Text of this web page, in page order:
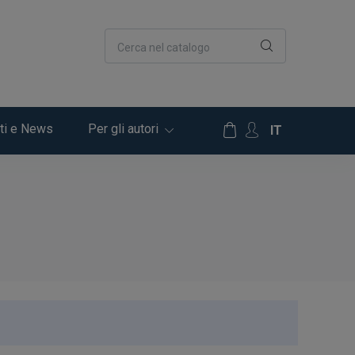
Cerca nel catalogo
e News Per gli autori IT